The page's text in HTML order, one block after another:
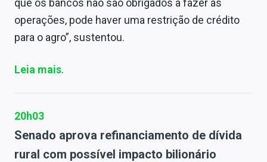
que os bancos não são obrigados a fazer as
operações, pode haver uma restrição de crédito
para o agro”, sustentou.
Leia mais.
20h03
Senado aprova refinanciamento de dívida
rural com possível impacto bilionário